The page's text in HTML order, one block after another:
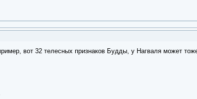
вот 32 телесных признаков Будды, у Нагваля может